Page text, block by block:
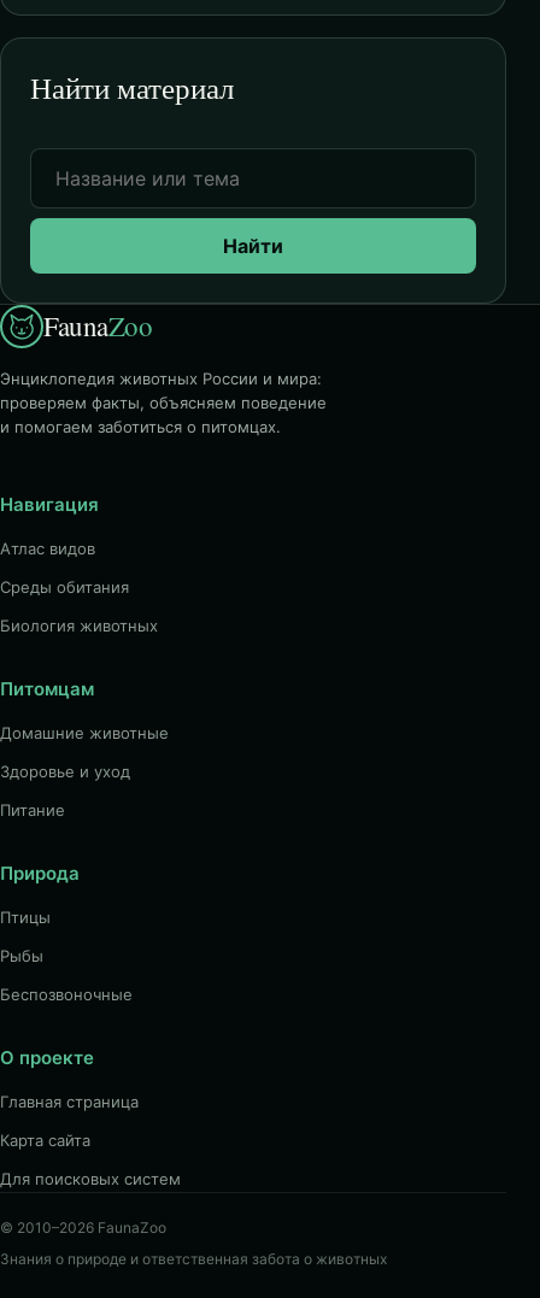
Найти материал
Найти
FaunaZoo
Энциклопедия животных России и мира:
проверяем факты, объясняем поведение
и помогаем заботиться о питомцах.
Навигация
Атлас видов
Среды обитания
Биология животных
Питомцам
Домашние животные
Здоровье и уход
Питание
Природа
Птицы
Рыбы
Беспозвоночные
О проекте
Главная страница
Карта сайта
Для поисковых систем
© 2010–2026 FaunaZoo
Знания о природе и ответственная забота о животных